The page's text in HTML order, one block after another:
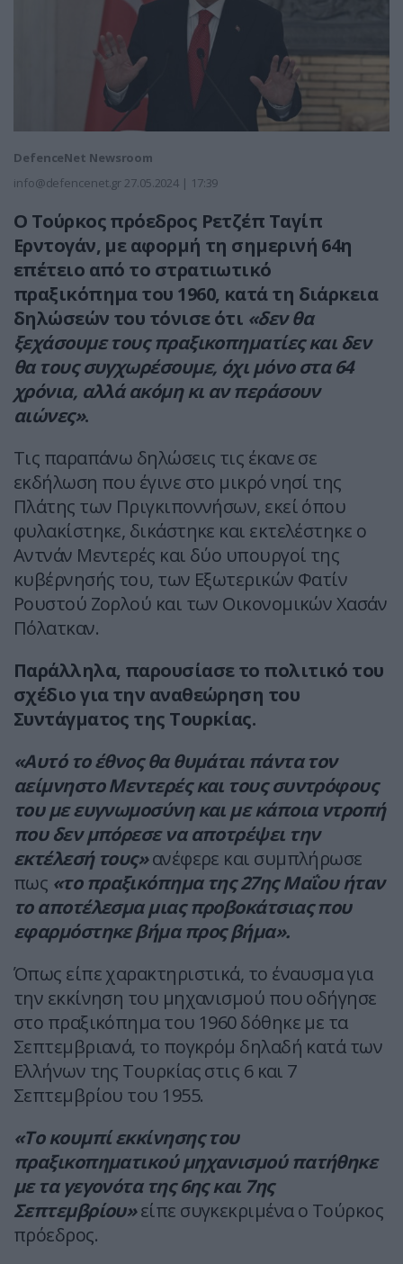
DefenceNet Newsroom
info@defencenet.gr 27.05.2024 | 17:39
Ο Τούρκος πρόεδρος Ρετζέπ Ταγίπ
Ερντογάν, με αφορμή τη σημερινή 64η
επέτειο από το στρατιωτικό
πραξικόπημα του 1960, κατά τη διάρκεια
δηλώσεών του τόνισε ότι «δεν θα
ξεχάσουμε τους πραξικοπηματίες και δεν
θα τους συγχωρέσουμε, όχι μόνο στα 64
χρόνια, αλλά ακόμη κι αν περάσουν
αιώνες».
Τις παραπάνω δηλώσεις τις έκανε σε
εκδήλωση που έγινε στο μικρό νησί της
Πλάτης των Πριγκιποννήσων, εκεί όπου
φυλακίστηκε, δικάστηκε και εκτελέστηκε ο
Αντνάν Μεντερές και δύο υπουργοί της
κυβέρνησής του, των Εξωτερικών Φατίν
Ρουστού Ζορλού και των Οικονομικών Χασάν
Πόλατκαν.
Παράλληλα, παρουσίασε το πολιτικό του
σχέδιο για την αναθεώρηση του
Συντάγματος της Τουρκίας.
«Αυτό το έθνος θα θυμάται πάντα τον
αείμνηστο Μεντερές και τους συντρόφους
του με ευγνωμοσύνη και με κάποια ντροπή
που δεν μπόρεσε να αποτρέψει την
εκτέλεσή τους»ανέφερε και συμπλήρωσε
πως «το πραξικόπημα της 27ης Μαΐου ήταν
το αποτέλεσμα μιας προβοκάτσιας που
εφαρμόστηκε βήμα προς βήμα».
Όπως είπε χαρακτηριστικά, το έναυσμα για
την εκκίνηση του μηχανισμού που οδήγησε
στο πραξικόπημα του 1960 δόθηκε με τα
Σεπτεμβριανά, το πογκρόμ δηλαδή κατά των
Ελλήνων της Τουρκίας στις 6 και 7
Σεπτεμβρίου του 1955.
«Το κουμπί εκκίνησης του
πραξικοπηματικού μηχανισμού πατήθηκε
με τα γεγονότα της 6ης και 7ης
Σεπτεμβρίου»είπε συγκεκριμένα ο Τούρκος
πρόεδρος.